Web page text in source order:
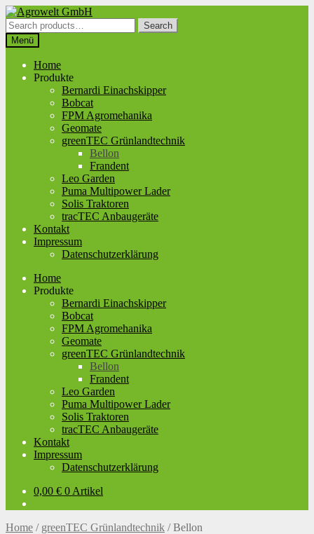
Zur
Navigation
springen
Zum
Inhalt
springen
Search
for:
Search
Menü
Home
Produkte
Bernardi Einachskipper
Bobcat
FPM Agromehanika
Geomate
greenTEC Grünlandtechnik
Bellon
Frandent
Leo Garden
Puma Multipower Lader
Solis Traktoren
tracTEC Anbaugeräte
Kontakt
Impressum
Datenschutzerklärung
Home
Produkte
Bernardi Einachskipper
Bobcat
FPM Agromehanika
Geomate
greenTEC Grünlandtechnik
Bellon
Frandent
Leo Garden
Puma Multipower Lader
Solis Traktoren
tracTEC Anbaugeräte
Kontakt
Impressum
Datenschutzerklärung
0,00 € 0 Artikel
Home / greenTEC Grünlandtechnik /Bellon